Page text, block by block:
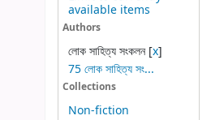
available items
Authors
লোক সাহিত্য সংকলন[x]
75 লোক সাহিত্য সং...
Collections
Non-fiction